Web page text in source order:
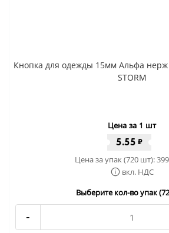
Кнопка для одежды 15мм Альфа нерж
STORM
Цена за 1 шт
5.55 ₽
Цена за упак (720 шт):
вкл. НДС
Выберите кол-во упак
-